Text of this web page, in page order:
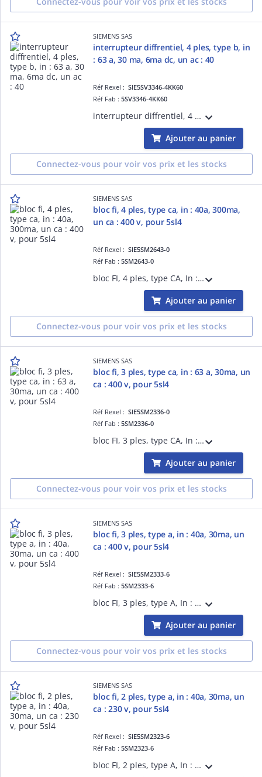
SIEMENS SAS
interrupteur diffrentiel, 4 ples, type b, in
: 63 a, 30 ma, 6ma dc, un ac : 40
Réf Rexel :SIE5SV3346-4KK60
Réf Fab :5SV3346-4KK60
interrupteur diffrentiel, 4 ples, type B, In : 63 A, 30 mA, 6mA DC, Un AC : 400 V, installations mobiles
Ajouter au panier
Connectez-vous pour voir vos prix et les stocks
SIEMENS SAS
bloc fi, 4 ples, type ca, in : 40a, 300ma,
un ca : 400 v, pour 5sl4
Réf Rexel :SIE5SM2643-0
Réf Fab :5SM2643-0
bloc FI, 4 ples, type CA, In : 40A, 300mA, Un CA : 400 V, pour 5SL4
Ajouter au panier
Connectez-vous pour voir vos prix et les stocks
SIEMENS SAS
bloc fi, 3 ples, type ca, in : 63 a, 30ma, un
ca : 400 v, pour 5sl4
Réf Rexel :SIE5SM2336-0
Réf Fab :5SM2336-0
bloc FI, 3 ples, type CA, In : 63 A, 30mA, Un CA : 400 V, pour 5SL4
Ajouter au panier
Connectez-vous pour voir vos prix et les stocks
SIEMENS SAS
bloc fi, 3 ples, type a, in : 40a, 30ma, un
ca : 400 v, pour 5sl4
Réf Rexel :SIE5SM2333-6
Réf Fab :5SM2333-6
bloc FI, 3 ples, type A, In : 40A, 30mA, Un CA : 400 V, pour 5SL4
Ajouter au panier
Connectez-vous pour voir vos prix et les stocks
SIEMENS SAS
bloc fi, 2 ples, type a, in : 40a, 30ma, un
ca : 230 v, pour 5sl4
Réf Rexel :SIE5SM2323-6
Réf Fab :5SM2323-6
bloc FI, 2 ples, type A, In : 40A, 30mA, Un CA : 230 V, pour 5SL4